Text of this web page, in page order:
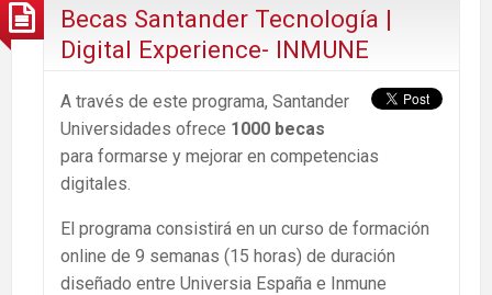
Becas Santander Tecnología |
Digital Experience- INMUNE
A través de este programa, Santander
Universidades ofrece 1000 becas
para formarse y mejorar en competencias
digitales.
El programa consistirá en un curso de formación
online de 9 semanas (15 horas) de duración
diseñado entre Universia España e Inmune